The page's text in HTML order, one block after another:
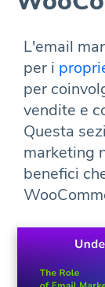
L'email
per i
per
vendite e
Questa
marketing
benefici